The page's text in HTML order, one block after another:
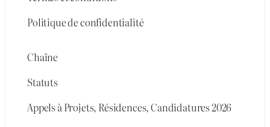
Politique de confidentialité
Chaîne
Statuts
Appels à Projets, Résidences, Candidatures 2026